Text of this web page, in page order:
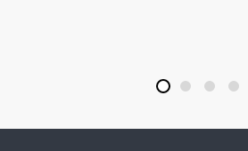
1 2 3 4